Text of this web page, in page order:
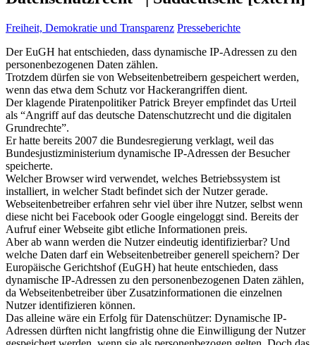
Freiheit, Demokratie und Transparenz Presseberichte
Der EuGH hat entschieden, dass dynamische IP-Adressen zu den
personenbezogenen Daten zählen.
Trotzdem dürfen sie von Webseitenbetreibern gespeichert werden,
wenn das etwa dem Schutz vor Hackerangriffen dient.
Der klagende Piratenpolitiker Patrick Breyer empfindet das Urteil
als “Angriff auf das deutsche Datenschutzrecht und die digitalen
Grundrechte”.
Er hatte bereits 2007 die Bundesregierung verklagt, weil das
Bundesjustizministerium dynamische IP-Adressen der Besucher
speicherte.
Welcher Browser wird verwendet, welches Betriebssystem ist
installiert, in welcher Stadt befindet sich der Nutzer gerade.
Webseitenbetreiber erfahren sehr viel über ihre Nutzer, selbst wenn
diese nicht bei Facebook oder Google eingeloggt sind. Bereits der
Aufruf einer Webseite gibt etliche Informationen preis.
Aber ab wann werden die Nutzer eindeutig identifizierbar? Und
welche Daten darf ein Webseitenbetreiber generell speichern? Der
Europäische Gerichtshof (EuGH) hat heute entschieden, dass
dynamische IP-Adressen zu den personenbezogenen Daten zählen,
da Webseitenbetreiber über Zusatzinformationen die einzelnen
Nutzer identifizieren können.
Das alleine wäre ein Erfolg für Datenschützer: Dynamische IP-
Adressen dürften nicht langfristig ohne die Einwilligung der Nutzer